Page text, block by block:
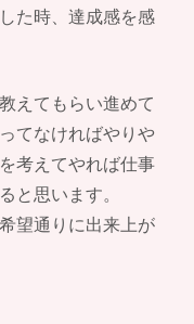
た時、達成感を感
えてもらい進めて
てなければやりや
考えてやれば仕事
と思います。
望通りに出来上が